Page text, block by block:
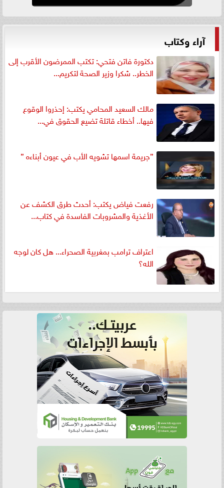
آراء وكتاب
دكتورة فاتن فتحي: تكتب الممرضون الأقرب إلى
الخطر.. شكرا وزير الصحة لتكريم...
مالك السعيد المحامي يكتب: إحذروا الوقوع
فيها.. أخطاء قاتلة تضيع الحقوق في...
”جريمة اسمها تشويه الأب في عيون أبناءه ”
رفعت فياض يكتب: أحدث طرق الكشف عن
الأغذية والمشروبات الفاسدة في كتاب...
اعتراف ترامب بمغربية الصحراء... هل كان لوجه
الله؟